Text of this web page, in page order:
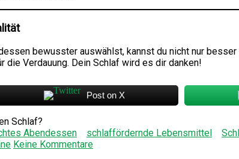
bewusster auswählst, kannst du nicht nur
Verdauung. Dein Schlaf wird es dir danken!
Post on X
Schlaf?
Abendessen schlaffördernde Lebensmittel
Keine Kommentare